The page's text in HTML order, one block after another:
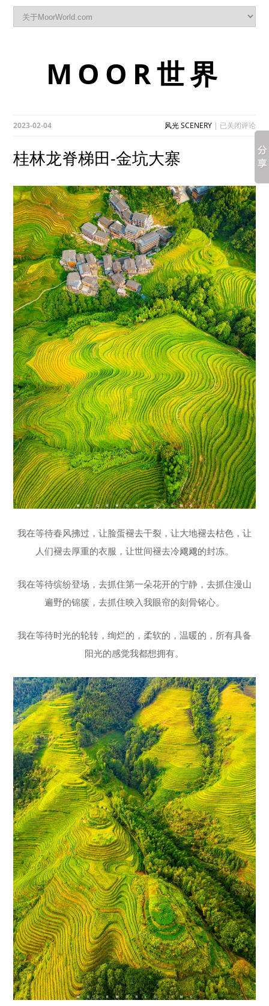
MOOR世界
2023-02-04 风光 SCENERY| 桂
金
坑
大
寨
已关闭评论
桂林龙脊梯田-金坑大寨
我在等待春风拂过，让脸蛋褪去干裂，让大地褪去枯色，让
人们褪去厚重的衣服，让世间褪去冷飕飕的封冻。
我在等待缤纷登场，去抓住第一朵花开的宁静，去抓住漫山
遍野的锦簇，去抓住映入我眼帘的刻骨铭心。
我在等待时光的轮转，绚烂的，柔软的，温暖的，所有具备
阳光的感觉我都想拥有。